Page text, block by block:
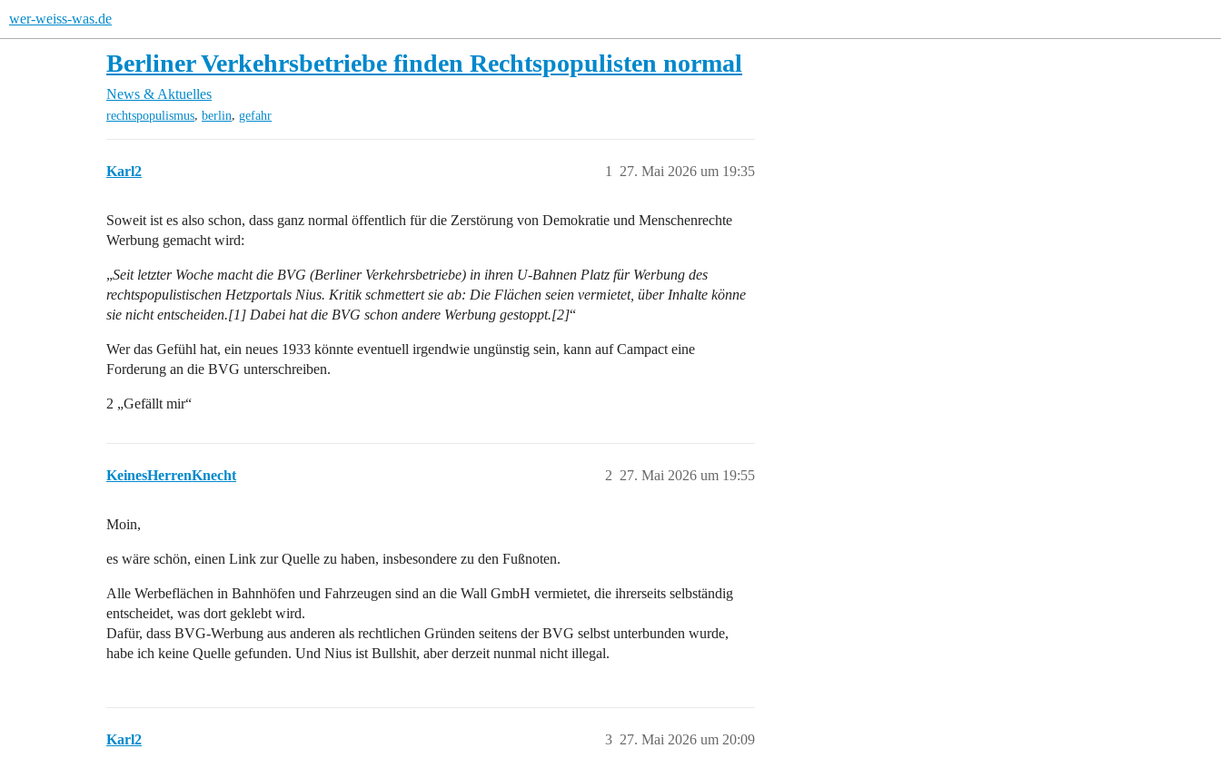
wer-weiss-was.de
Berliner Verkehrsbetriebe finden Rechtspopulisten normal
News & Aktuelles
rechtspopulismus, berlin, gefahr
Karl2 27. Mai 2026 um 19:35
1
Soweit ist es also schon, dass ganz normal öffentlich für die Zerstörung von Demokratie und Menschenrechte
Werbung gemacht wird:
„Seit letzter Woche macht die BVG (Berliner Verkehrsbetriebe) in ihren U-Bahnen Platz für Werbung des
rechtspopulistischen Hetzportals Nius. Kritik schmettert sie ab: Die Flächen seien vermietet, über Inhalte könne
sie nicht entscheiden.[1] Dabei hat die BVG schon andere Werbung gestoppt.[2]“
Wer das Gefühl hat, ein neues 1933 könnte eventuell irgendwie ungünstig sein, kann auf Campact eine
Forderung an die BVG unterschreiben.
2 „Gefällt mir“
KeinesHerrenKnecht 27. Mai 2026 um 19:55
2
Moin,
es wäre schön, einen Link zur Quelle zu haben, insbesondere zu den Fußnoten.
Alle Werbeflächen in Bahnhöfen und Fahrzeugen sind an die Wall GmbH vermietet, die ihrerseits selbständig
entscheidet, was dort geklebt wird.
Dafür, dass BVG-Werbung aus anderen als rechtlichen Gründen seitens der BVG selbst unterbunden wurde,
habe ich keine Quelle gefunden. Und Nius ist Bullshit, aber derzeit nunmal nicht illegal.
Karl2 27. Mai 2026 um 20:09
3